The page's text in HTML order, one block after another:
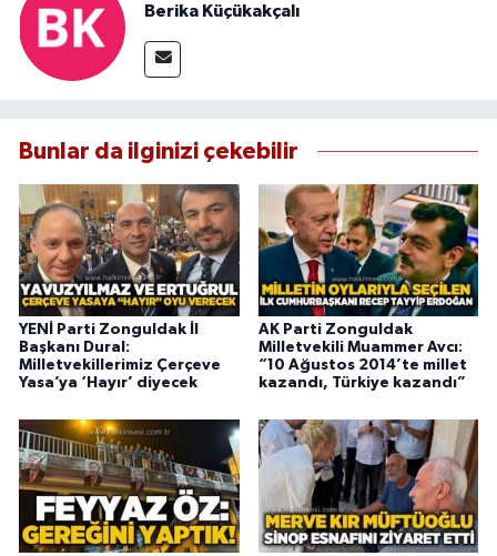
Berika Küçükakçalı
Bunlar da ilginizi çekebilir
YENİ Parti Zonguldak İl
Başkanı Dural:
Milletvekillerimiz Çerçeve
Yasa’ya ‘Hayır’ diyecek
AK Parti Zonguldak
Milletvekili Muammer Avcı:
“10 Ağustos 2014’te millet
kazandı, Türkiye kazandı”